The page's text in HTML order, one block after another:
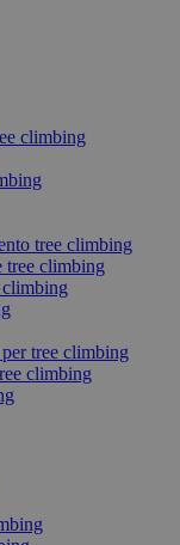
climbing
tree climbing
tree climbing
climbing
tree climbing
climbing